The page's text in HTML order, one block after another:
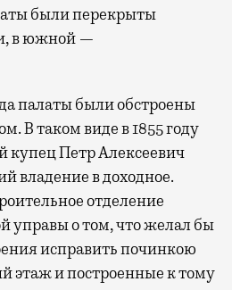
были перекрыты
в южной —
палаты были обстроены
В таком виде в 1855 году
купец Петр Алексеевич
владение в доходное.
отделение
управы о том, что желал бы
исправить починкою
этаж и построенные к тому